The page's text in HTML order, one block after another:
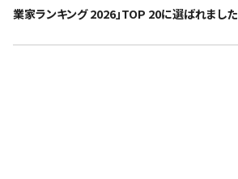
業家ランキング 2026」TOP 20に選ばれました